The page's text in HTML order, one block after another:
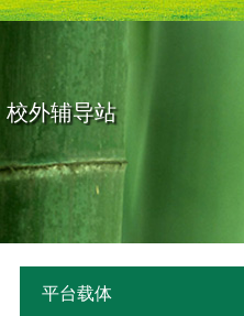
校外辅导站
平台载体